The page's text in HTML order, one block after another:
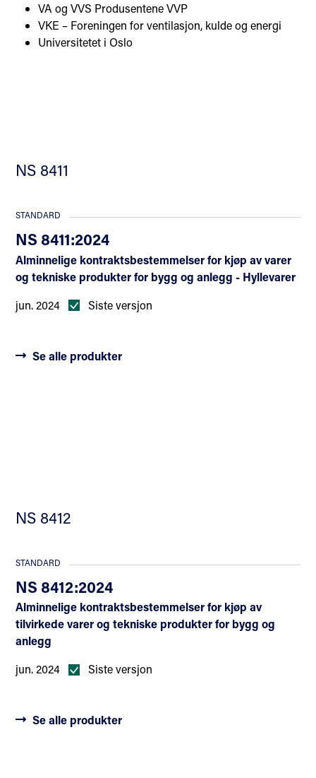
VA og VVS Produsentene VVP
VKE – Foreningen for ventilasjon, kulde og energi
Universitetet i Oslo
NS 8411
STANDARD
NS 8411:2024
Alminnelige kontraktsbestemmelser for kjøp av varer
og tekniske produkter for bygg og anlegg - Hyllevarer
jun. 2024
Siste versjon
Se alle produkter
NS 8412
STANDARD
NS 8412:2024
Alminnelige kontraktsbestemmelser for kjøp av
tilvirkede varer og tekniske produkter for bygg og
anlegg
jun. 2024
Siste versjon
Se alle produkter